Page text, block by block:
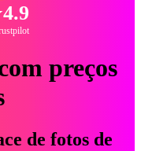
4.9
preços
de fotos de